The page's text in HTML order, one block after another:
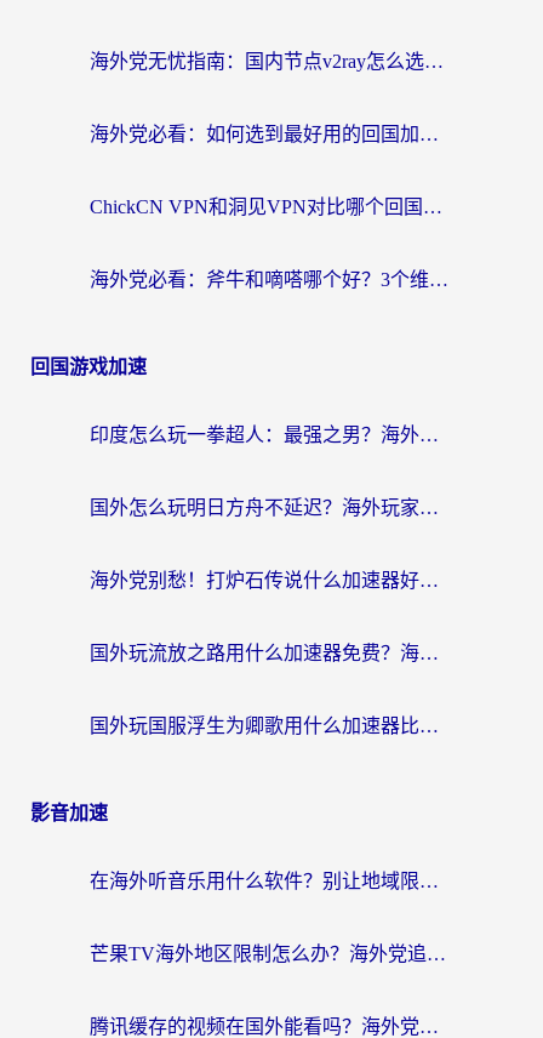
海外党无忧指南：国内节点v2ray怎么选？一键回国VPN+多场景实测帮你避坑
海外党必看：如何选到最好用的回国加速器？从节点到售后的全维度指南
ChickCN VPN和洞见VPN对比哪个回国效果更好？海外党亲测3款加速器+避坑指南
海外党必看：斧牛和嘀嗒哪个好？3个维度教你选对回国加速器
回国游戏加速
印度怎么玩一拳超人：最强之男？海外党国服游戏加速避坑指南
国外怎么玩明日方舟不延迟？海外玩家国服游戏加速终极指南（附DNF梦幻诛仙解决方案）
海外党别愁！打炉石传说什么加速器好用？3个实用技巧解决国服游戏卡顿
国外玩流放之路用什么加速器免费？海外党亲测有效的国服游戏加速指南
国外玩国服浮生为卿歌用什么加速器比较好？海外党亲测不踩坑指南
影音加速
在海外听音乐用什么软件？别让地域限制断了你的华语歌单
芒果TV海外地区限制怎么办？海外党追剧看片的实用加速器选择指南
腾讯缓存的视频在国外能看吗？海外党追剧看片的终极解决方案